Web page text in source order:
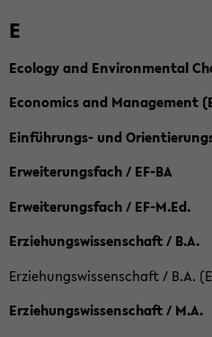
E
Ecology and Environmental
Economics and Management
Einführungs- und
Erweiterungsfach / EF-BA
Erweiterungsfach / EF-M.Ed.
Erziehungswissenschaft / B.A.
Erziehungswissenschaft / B.A.
Erziehungswissenschaft / M.A.